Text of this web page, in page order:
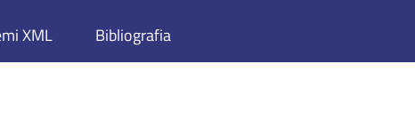
XML Bibliografia